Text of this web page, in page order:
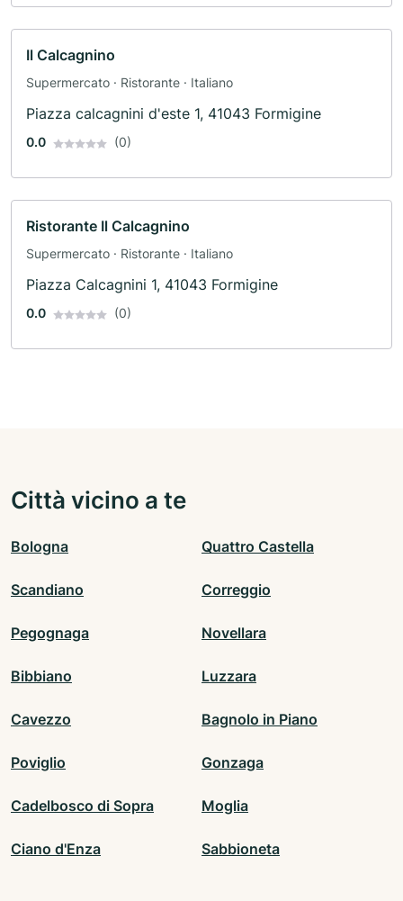
Il Calcagnino
Supermercato · Ristorante · Italiano
Piazza calcagnini d'este 1, 41043 Formigine
0.0 (0)
Ristorante Il Calcagnino
Supermercato · Ristorante · Italiano
Piazza Calcagnini 1, 41043 Formigine
0.0 (0)
Città vicino a te
Bologna Quattro Castella
Scandiano Correggio
Pegognaga Novellara
Bibbiano Luzzara
Cavezzo Bagnolo in Piano
Poviglio Gonzaga
Cadelbosco di Sopra Moglia
Ciano d'Enza Sabbioneta